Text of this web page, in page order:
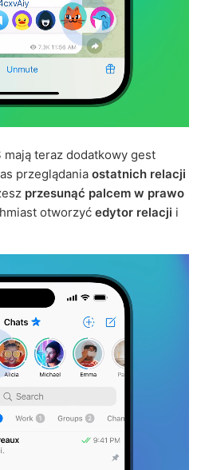
teraz dodatkowy gest
przeglądania ostatnich relacji
przesunąć palcem w prawo
otworzyć edytor relacji i